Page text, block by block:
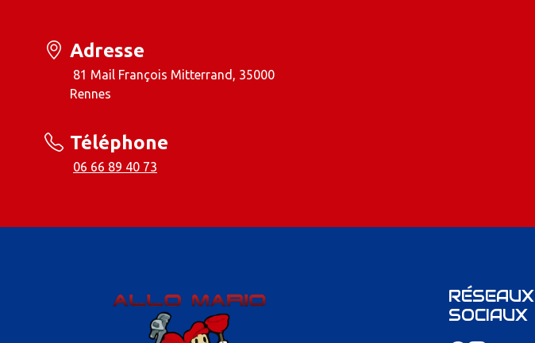
Adresse
81 Mail François Mitterrand, 35000
Rennes
Téléphone
06 66 89 40 73
RÉSEAUX
SOCIAUX